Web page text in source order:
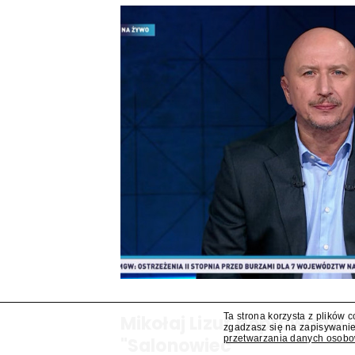
Mikołaj Lizut
"Salonowiec"
Ta strona korzysta z plików
zgadzasz się na
przetwarzania danych